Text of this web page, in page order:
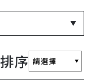
排序